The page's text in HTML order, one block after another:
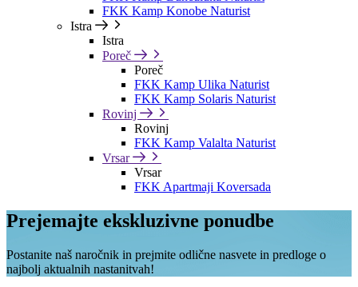
FKK Kamp Konobe Naturist
Istra
Istra
Poreč
Poreč
FKK Kamp Ulika Naturist
FKK Kamp Solaris Naturist
Rovinj
Rovinj
FKK Kamp Valalta Naturist
Vrsar
Vrsar
FKK Apartmaji Koversada
Prejemajte ekskluzivne ponudbe
Postanite naš naročnik in prejmite odlične nasvete in predloge o
najbolj aktualnih nastanitvah!